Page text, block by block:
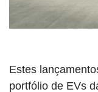
Estes
portfólio de EVs